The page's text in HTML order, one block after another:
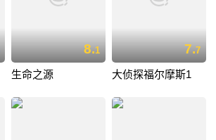
8.1
生命之源
7.7
大侦探福尔摩斯1